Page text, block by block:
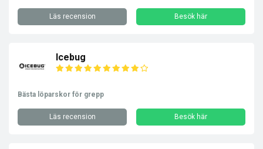
Läs recension Besök här
Icebug
Bästa löparskor för grepp
Läs recension Besök här